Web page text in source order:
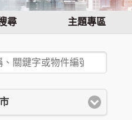
尋 主題專區